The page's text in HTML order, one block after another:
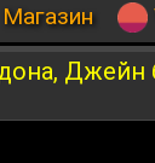
Магазин
Джейн